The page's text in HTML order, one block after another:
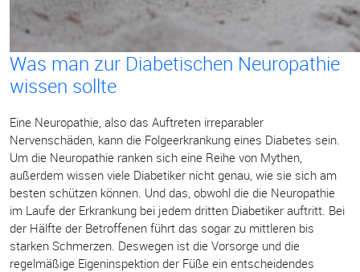
Was man zur Diabetischen Neuropathie
wissen sollte
Eine Neuropathie, also das Auftreten irreparabler
Nervenschäden, kann die Folgeerkrankung eines Diabetes sein.
Um die Neuropathie ranken sich eine Reihe von Mythen,
außerdem wissen viele Diabetiker nicht genau, wie sie sich am
besten schützen können. Und das, obwohl die die Neuropathie
im Laufe der Erkrankung bei jedem dritten Diabetiker auftritt. Bei
der Hälfte der Betroffenen führt das sogar zu mittleren bis
starken Schmerzen. Deswegen ist die Vorsorge und die
regelmäßige Eigeninspektion der Füße ein entscheidendes